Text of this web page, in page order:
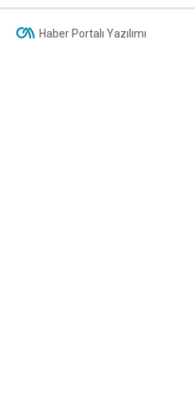
Haber Portalı Yazılımı